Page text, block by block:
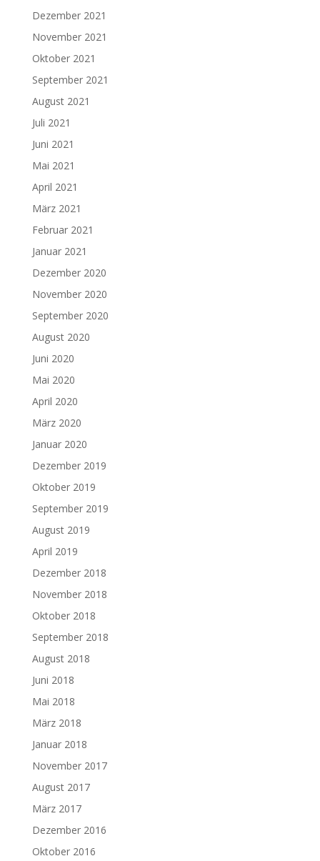
Dezember 2021
November 2021
Oktober 2021
September 2021
August 2021
Juli 2021
Juni 2021
Mai 2021
April 2021
März 2021
Februar 2021
Januar 2021
Dezember 2020
November 2020
September 2020
August 2020
Juni 2020
Mai 2020
April 2020
März 2020
Januar 2020
Dezember 2019
Oktober 2019
September 2019
August 2019
April 2019
Dezember 2018
November 2018
Oktober 2018
September 2018
August 2018
Juni 2018
Mai 2018
März 2018
Januar 2018
November 2017
August 2017
März 2017
Dezember 2016
Oktober 2016